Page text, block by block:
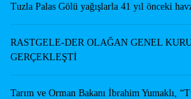
Tuzla Palas Gölü yağışlarla 41 yıl önceki
RASTGELE-DER OLAĞAN GENEL
GERÇEKLEŞTİ
Tarım ve Orman Bakanı İbrahim Yumaklı,